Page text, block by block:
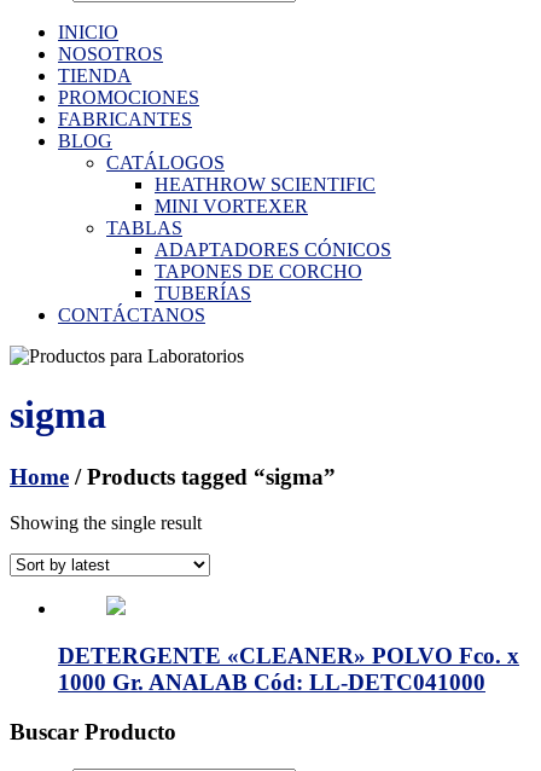
INICIO
NOSOTROS
TIENDA
PROMOCIONES
FABRICANTES
BLOG
CATÁLOGOS
HEATHROW SCIENTIFIC
MINI VORTEXER
TABLAS
ADAPTADORES CÓNICOS
TAPONES DE CORCHO
TUBERÍAS
CONTÁCTANOS
sigma
Home / Products tagged “sigma”
Showing the single result
DETERGENTE «CLEANER» POLVO Fco. x
1000 Gr. ANALAB Cód: LL-DETC041000
Buscar Producto